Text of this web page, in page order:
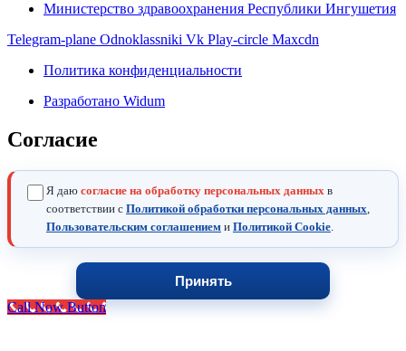
Министерство здравоохранения Республики Ингушетия
Telegram-plane Odnoklassniki Vk Play-circle Maxcdn
Политика конфиденциальности
Разработано Widum
Согласие
Я даю согласие на обработку персональных данных в
соответствии с Политикой обработки персональных данных
Пользовательским соглашением и Политикой Cookie
Принять
Call Now Button